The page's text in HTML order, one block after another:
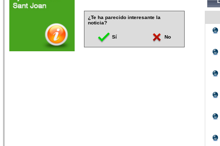
¿Te ha parecido interesante la
noticia?
Sí No